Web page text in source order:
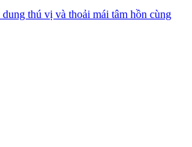
thú vị và thoải mái tâm hồn cùng